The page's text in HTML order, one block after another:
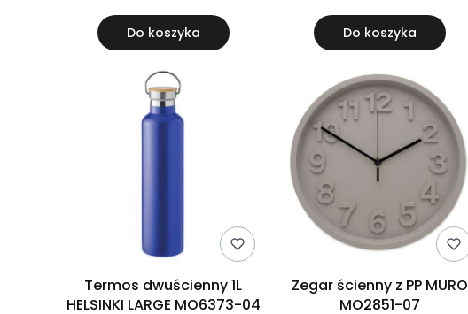
Do koszyka Do koszyka
Termos dwuścienny 1L
HELSINKI LARGE MO6373-04
Zegar ścienny z PP MURO
MO2851-07